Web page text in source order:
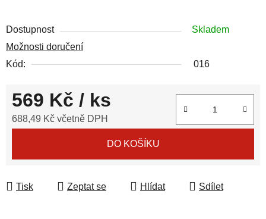
Dostupnost
Skladem
Možnosti doručení
Kód:
016
569 Kč / ks
688,49 Kč včetně DPH
DO KOŠÍKU
Tisk Zeptat se Hlídat Sdílet